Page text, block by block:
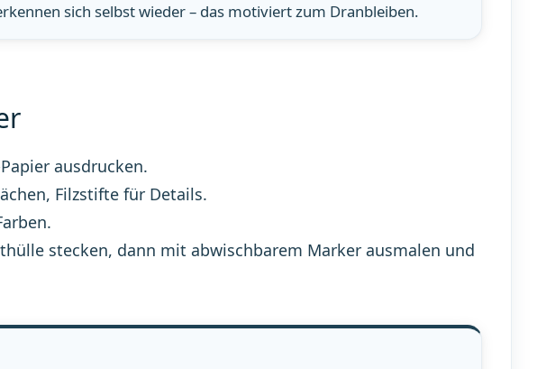
sich selbst wieder – das motiviert zum Dranbleiben.
ausdrucken.
Filzstifte für Details.
stecken, dann mit abwischbarem Marker ausmalen und